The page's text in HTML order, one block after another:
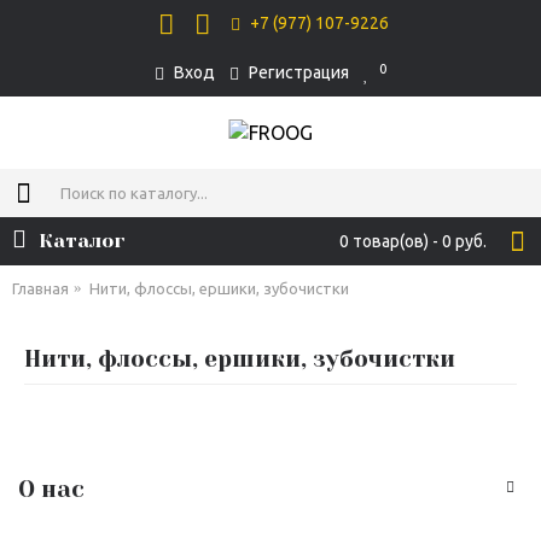
+7 (977) 107-9226
Вход Регистрация 0
0 товар(ов) - 0 руб.
Каталог
Главная Нити, флоссы, ершики, зубочистки
Нити, флоссы, ершики, зубочистки
О нас